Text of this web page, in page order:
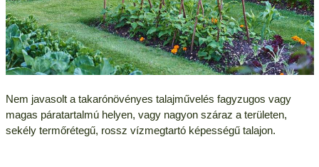
Nem javasolt a takarónövényes talajművelés fagyzugos vagy
magas páratartalmú helyen, vagy nagyon száraz a területen,
sekély termőrétegű, rossz vízmegtartó képességű talajon.